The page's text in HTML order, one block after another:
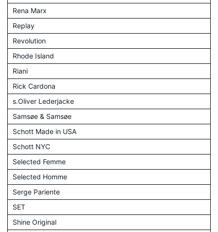
Rena Marx
Replay
Revolution
Rhode Island
Riani
Rick Cardona
s.Oliver Lederjacke
Samsøe & Samsøe
Schott Made in USA
Schott NYC
Selected Femme
Selected Homme
Serge Pariente
SET
Shine Original